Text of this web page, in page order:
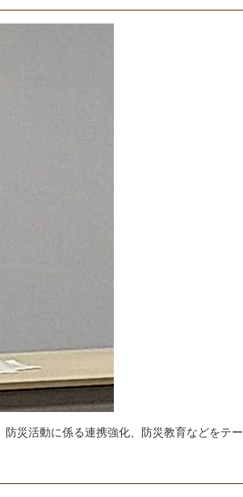
防災活動に係る連携強化、 防災教育などをテー